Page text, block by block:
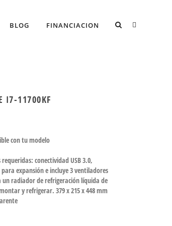
BLOG FINANCIACION
I7-11700KF
con tu modelo
conectividad USB 3.0,
expansión e incluye 3 ventiladores
un radiador de refrigeración líquida de
y refrigerar. 379 x 215 x 448 mm